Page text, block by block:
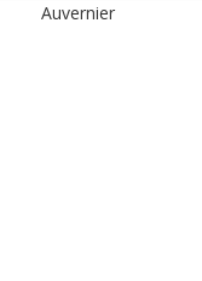
Auvernier